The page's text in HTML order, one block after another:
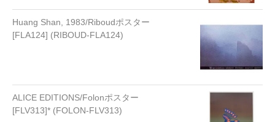
Huang Shan, 1983/Riboudポスター
[FLA124] (RIBOUD-FLA124)
ALICE EDITIONS/Folonポスター
[FLV313]* (FOLON-FLV313)